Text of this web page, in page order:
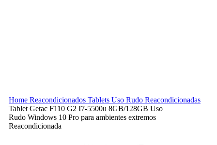
Home Reacondicionados Tablets Uso Rudo Reacondicionadas
Tablet Getac F110 G2 I7-5500u 8GB/128GB Uso
Rudo Windows 10 Pro para ambientes extremos
Reacondicionada